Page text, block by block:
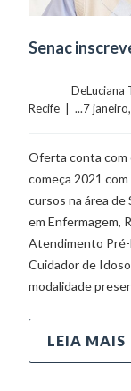
Senac
Recife
|  ...7
Oferta conta com
começa 2021
cursos na área de
em Enfermagem,
Atendimento
Cuidador de
modalidade
LEIA MAIS